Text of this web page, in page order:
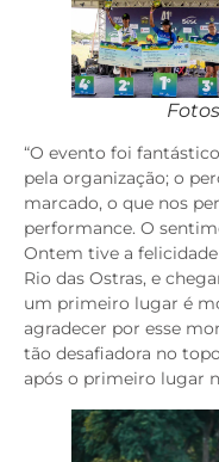
“O evento foi
pela organização; o
marcado, o que nos
performance. O
Ontem tive a
Rio das Ostras, e
um primeiro lugar é
agradecer por esse
tão desafiadora no
após o primeiro lugar